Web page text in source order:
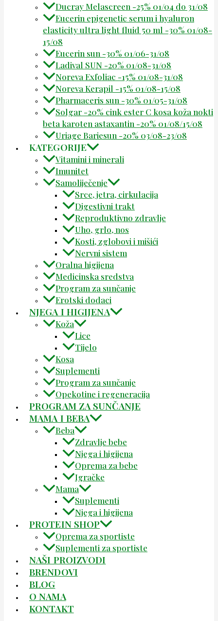
Ducray Melascreen -25% 01/04 do 31/08
Eucerin epigenetic serum i hyaluron
elasticity ultra light fluid 50 ml -30% 01/08-
15/08
Eucerin sun -30% 01/06-31/08
Ladival SUN -20% 01/08-31/08
Noreva Exfoliac -15% 01/08-31/08
Noreva Kerapil -15% 01/08-15/08
Pharmaceris sun -30% 01/05-31/08
Solgar -20% cink ester C kosa koža nokti
beta karoten astaxantin -20% 01/08/15/08
Uriage Bariesun -20% 03/08-23/08
KATEGORIJE
Vitamini i minerali
Imunitet
Samoliječenje
Srce, jetra, cirkulacija
Digestivni trakt
Reproduktivno zdravlje
Uho, grlo, nos
Kosti, zglobovi i mišići
Nervni sistem
Oralna higijena
Medicinska sredstva
Program za sunčanje
Erotski dodaci
NJEGA I HIGIJENA
Koža
Lice
Tijelo
Kosa
Suplementi
Program za sunčanje
Opekotine i regeneracija
PROGRAM ZA SUNČANJE
MAMA I BEBA
Beba
Zdravlje bebe
Njega i higijena
Oprema za bebe
Igračke
Mama
Suplementi
Njega i higijena
PROTEIN SHOP
Oprema za sportiste
Suplementi za sportiste
NAŠI PROIZVODI
BRENDOVI
BLOG
O NAMA
KONTAKT